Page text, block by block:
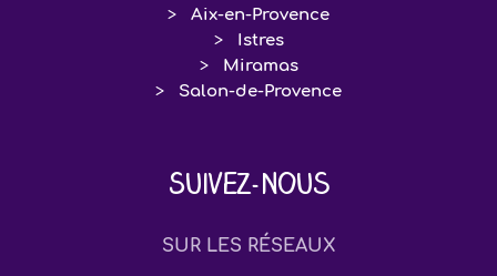
Aix-en-Provence
Istres
Miramas
Salon-de-Provence
Suivez-nous
SUR LES RÉSEAUX